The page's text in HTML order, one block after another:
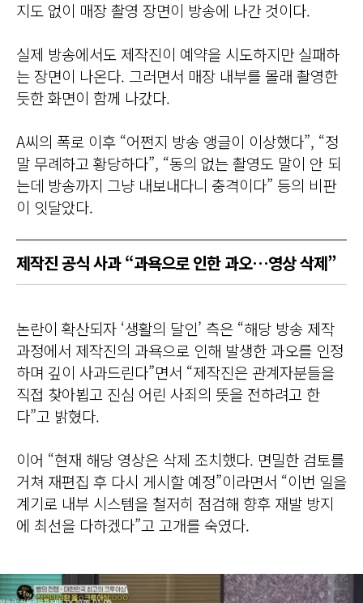
지도 없이 매장 촬영 장면이 방송에 나간 것이다.
실제 방송에서도 제작진이 예약을 시도하지만 실패하
는 장면이 나온다. 그러면서 매장 내부를 몰래 촬영한
듯한 화면이 함께 나갔다.
A씨의 폭로 이후 “어쩐지 방송 앵글이 이상했다”, “정
말 무례하고 황당하다”, “동의 없는 촬영도 말이 안 되
는데 방송까지 그냥 내보내다니 충격이다” 등의 비판
이 잇달았다.
제작진 공식 사과 “과욕으로 인한 과오…영상 삭제”
논란이 확산되자 ‘생활의 달인’ 측은 “해당 방송 제작
과정에서 제작진의 과욕으로 인해 발생한 과오를 인정
하며 깊이 사과드린다”면서 “제작진은 관계자분들을
직접 찾아뵙고 진심 어린 사죄의 뜻을 전하려고 한
다”고 밝혔다.
이어 “현재 해당 영상은 삭제 조치했다. 면밀한 검토를
거쳐 재편집 후 다시 게시할 예정”이라면서 “이번 일을
계기로 내부 시스템을 철저히 점검해 향후 재발 방지
에 최선을 다하겠다”고 고개를 숙였다.